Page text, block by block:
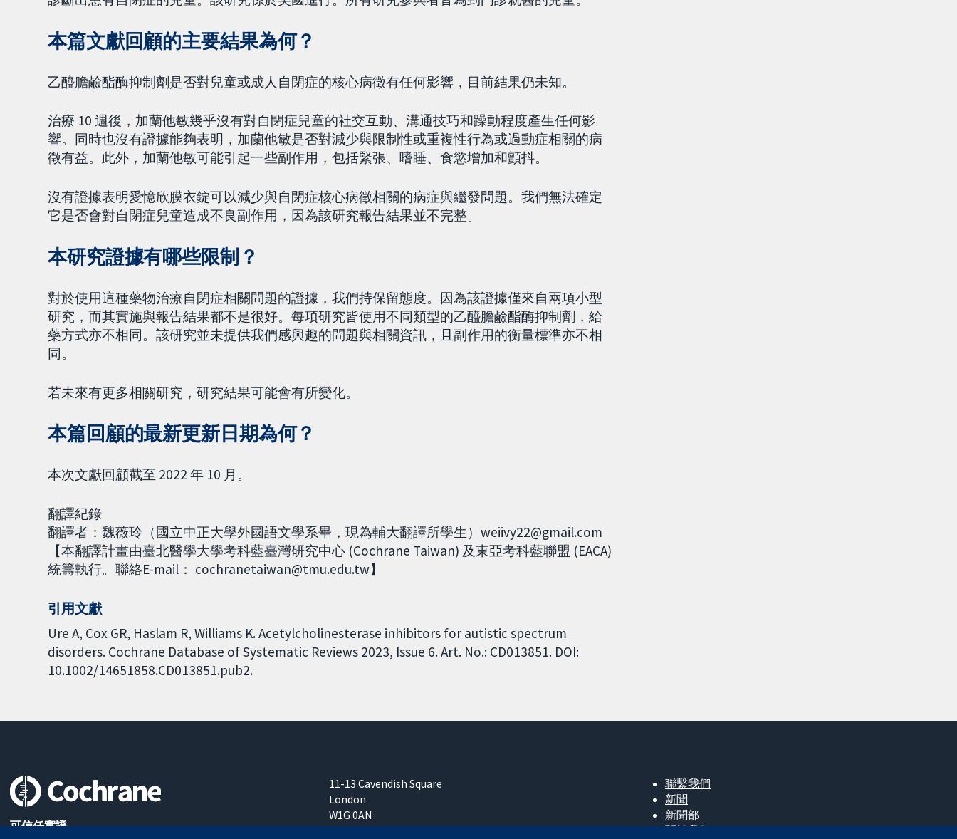
本篇文獻回顧的主要結果為何？
乙醯膽鹼酯酶抑制劑是否對兒童或成人自閉症的核心病徵有任何影響，目前結果仍未知。
治療 10 週後，加蘭他敏幾乎沒有對自閉症兒童的社交互動、溝通技巧和躁動程度產生任何影
響。同時也沒有證據能夠表明，加蘭他敏是否對減少與限制性或重複性行為或過動症相關的病
徵有益。此外，加蘭他敏可能引起一些副作用，包括緊張、嗜睡、食慾增加和顫抖。
沒有證據表明愛憶欣膜衣錠可以減少與自閉症核心病徵相關的病症與繼發問題。我們無法確定
它是否會對自閉症兒童造成不良副作用，因為該研究報告結果並不完整。
本研究證據有哪些限制？
對於使用這種藥物治療自閉症相關問題的證據，我們持保留態度。因為該證據僅來自兩項小型
研究，而其實施與報告結果都不是很好。每項研究皆使用不同類型的乙醯膽鹼酯酶抑制劑，給
藥方式亦不相同。該研究並未提供我們感興趣的問題與相關資訊，且副作用的衡量標準亦不相
同。
若未來有更多相關研究，研究結果可能會有所變化。
本篇回顧的最新更新日期為何？
本次文獻回顧截至 2022 年 10 月。
翻譯紀錄
翻譯者：魏薇玲（國立中正大學外國語文學系畢，現為輔大翻譯所學生）weiivy22@gmail.com
【本翻譯計畫由臺北醫學大學考科藍臺灣研究中心 (Cochrane Taiwan) 及東亞考科藍聯盟 (EACA)
統籌執行。聯絡E-mail： cochranetaiwan@tmu.edu.tw】
引用文獻
Ure A, Cox GR, Haslam R, Williams K. Acetylcholinesterase inhibitors for autistic spectrum
disorders. Cochrane Database of Systematic Reviews 2023, Issue 6. Art. No.: CD013851. DOI:
10.1002/14651858.CD013851.pub2.
可信任實證
11-13 Cavendish Square
London
W1G 0AN
United Kingdom
聯繫我們
新聞
新聞部
關於我們